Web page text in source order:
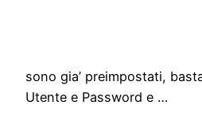
sono gia’ preimpostati,
Utente e Password e …